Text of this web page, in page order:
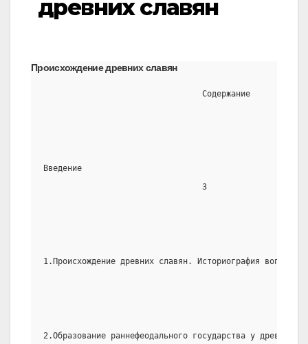
древних славян
Происхождение древних славян
                                 Содержание
Введение
                                 3
1.Происхождение древних славян. Историография
2.Образование раннефеодального государства у